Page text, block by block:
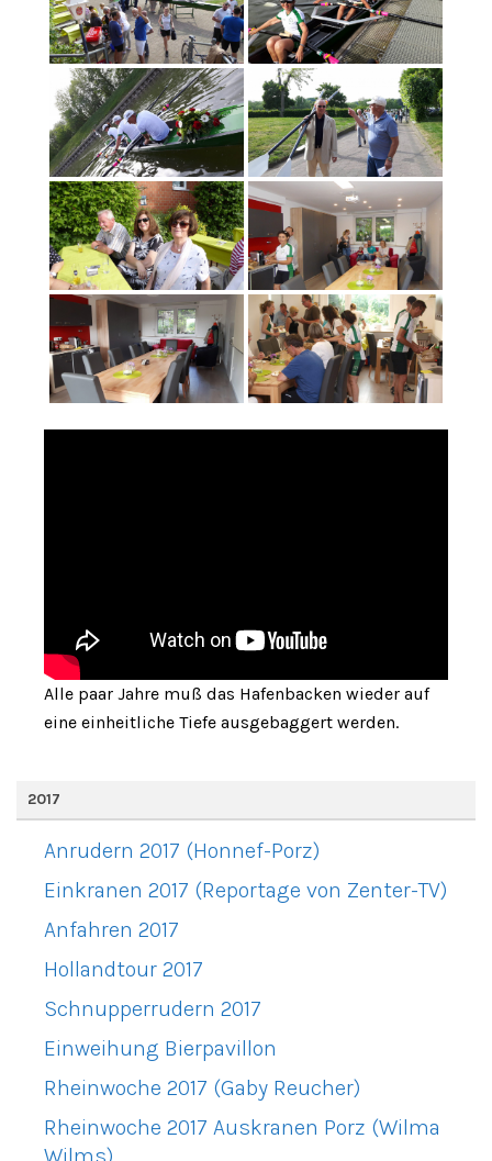
Alle paar Jahre muß das Hafenbacken wieder auf
eine einheitliche Tiefe ausgebaggert werden.
2017
Anrudern 2017 (Honnef-Porz)
Einkranen 2017 (Reportage von Zenter-TV)
Anfahren 2017
Hollandtour 2017
Schnupperrudern 2017
Einweihung Bierpavillon
Rheinwoche 2017 (Gaby Reucher)
Rheinwoche 2017 Auskranen Porz (Wilma